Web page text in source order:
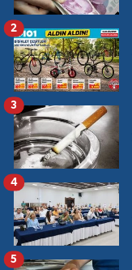
2
3
4
5